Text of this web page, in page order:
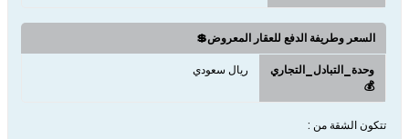
السعر وطريفة الدفع للعقار المعروض💲
وحدة_التبادل_التجاري
💰
ريال سعودي
تتكون الشقة من :